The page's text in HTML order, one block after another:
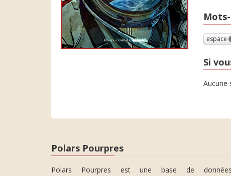
espace
Si
Aucune
Polars Pourpres
Polars Pourpres est une base de données